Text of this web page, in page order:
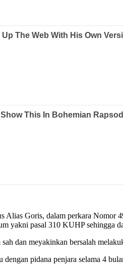
Alias Goris, dalam perkara
yakni pasal 310 KUHP sehingga
dan meyakinkan bersalah
pidana penjara selama 4